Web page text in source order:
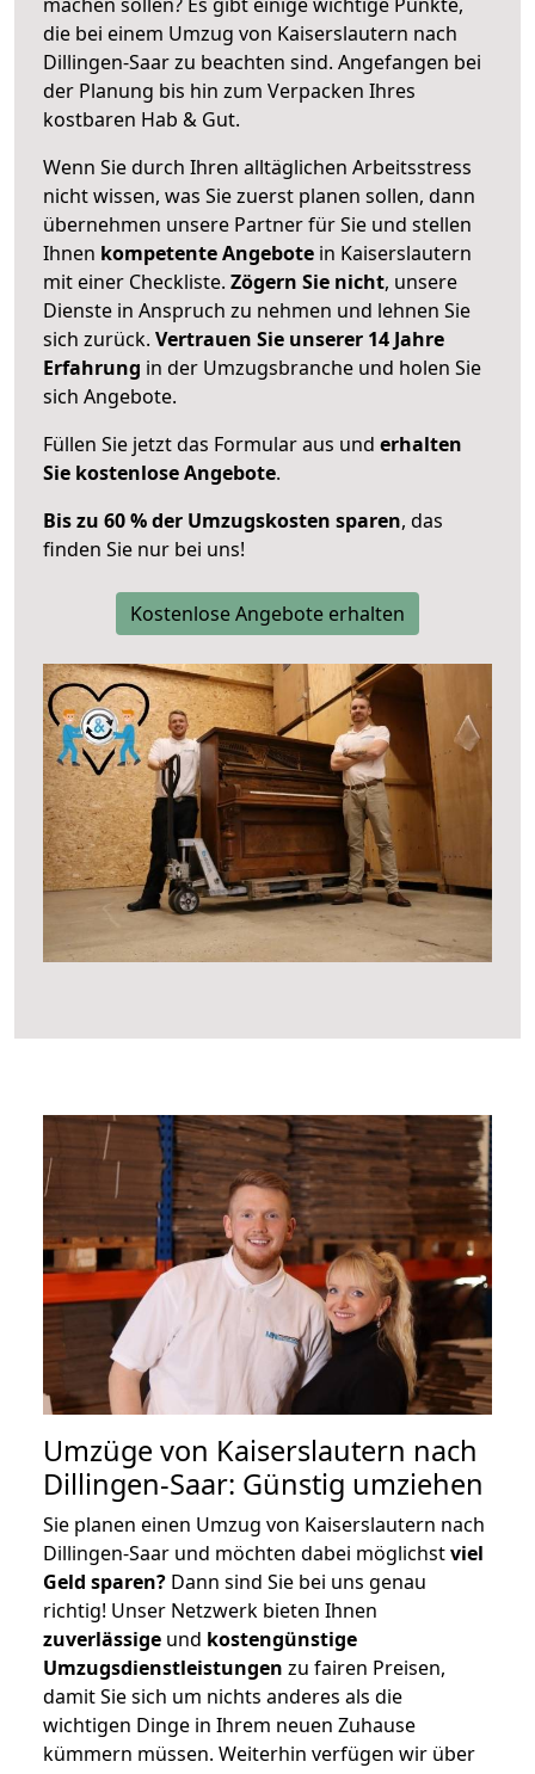
die bei einem Umzug von Kaiserslautern nach
Dillingen-Saar zu beachten sind. Angefangen bei
der Planung bis hin zum Verpacken Ihres
kostbaren Hab & Gut.
Wenn Sie durch Ihren alltäglichen Arbeitsstress
nicht wissen, was Sie zuerst planen sollen, dann
übernehmen unsere Partner für Sie und stellen
Ihnen kompetente Angebote in Kaiserslautern
mit einer Checkliste. Zögern Sie nicht, unsere
Dienste in Anspruch zu nehmen und lehnen Sie
sich zurück. Vertrauen Sie unserer 14 Jahre
Erfahrung in der Umzugsbranche und holen Sie
sich Angebote.
Füllen Sie jetzt das Formular aus und erhalten
Sie kostenlose Angebote.
Bis zu 60 % der Umzugskosten sparen, das
finden Sie nur bei uns!
Kostenlose Angebote erhalten
Umzüge von Kaiserslautern nach
Dillingen-Saar: Günstig umziehen
Sie planen einen Umzug von Kaiserslautern nach
Dillingen-Saar und möchten dabei möglichstviel
Geld sparen? Dann sind Sie bei uns genau
richtig! Unser Netzwerk bieten Ihnen
zuverlässige und kostengünstige
Umzugsdienstleistungen zu fairen Preisen,
damit Sie sich um nichts anderes als die
wichtigen Dinge in Ihrem neuen Zuhause
kümmern müssen. Weiterhin verfügen wir über